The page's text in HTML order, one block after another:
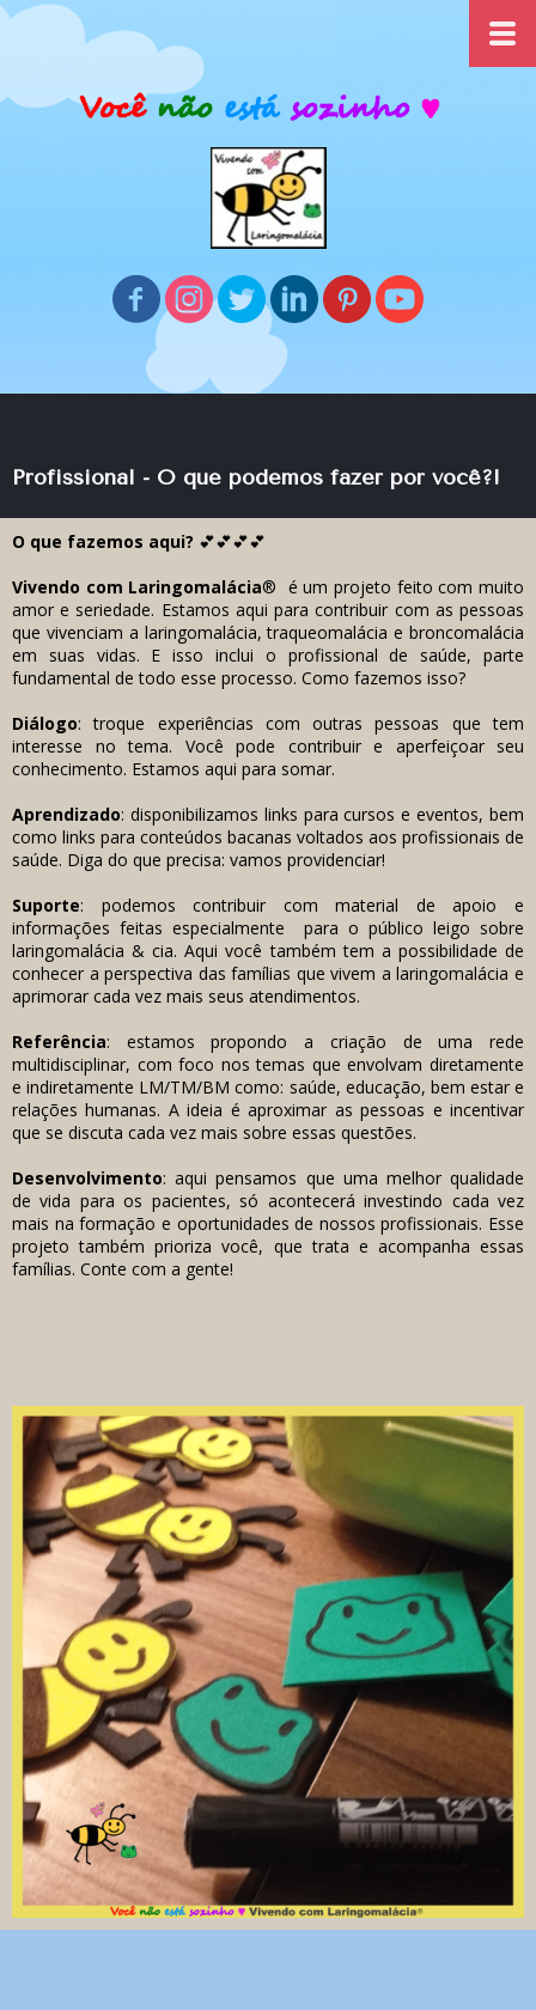
Profissional - O que podemos fazer por você?!
O que fazemos aqui? 💕💕💕💕
Vivendo com Laringomalácia® é um projeto feito com muito
amor e seriedade. Estamos aqui para contribuir com as pessoas
que vivenciam a laringomalácia, traqueomalácia e broncomalácia
em suas vidas. E isso inclui o profissional de saúde, parte
fundamental de todo esse processo. Como fazemos isso?
Diálogo: troque experiências com outras pessoas que tem
interesse no tema. Você pode contribuir e aperfeiçoar seu
conhecimento. Estamos aqui para somar.
Aprendizado: disponibilizamos links para cursos e eventos, bem
como links para conteúdos bacanas voltados aos profissionais de
saúde. Diga do que precisa: vamos providenciar!
Suporte: podemos contribuir com material de apoio e
informações feitas especialmente para o público leigo sobre
laringomalácia & cia. Aqui você também tem a possibilidade de
conhecer a perspectiva das famílias que vivem a laringomalácia e
aprimorar cada vez mais seus atendimentos.
Referência: estamos propondo a criação de uma rede
multidisciplinar, com foco nos temas que envolvam diretamente
e indiretamente LM/TM/BM como: saúde, educação, bem estar e
relações humanas. A ideia é aproximar as pessoas e incentivar
que se discuta cada vez mais sobre essas questões.
Desenvolvimento: aqui pensamos que uma melhor qualidade
de vida para os pacientes, só acontecerá investindo cada vez
mais na formação e oportunidades de nossos profissionais. Esse
projeto também prioriza você, que trata e acompanha essas
famílias. Conte com a gente!